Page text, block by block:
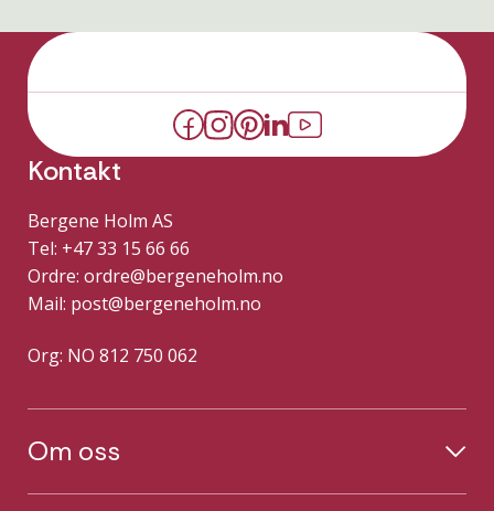
Kontakt
Bergene Holm AS
Tel: +47 33 15 66 66
Ordre: ordre@bergeneholm.no
Mail: post@bergeneholm.no
Org: NO 812 750 062
Om oss